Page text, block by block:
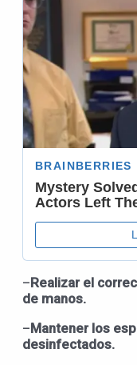
–Realizar el
de manos.
–Mantener los
desinfectados.